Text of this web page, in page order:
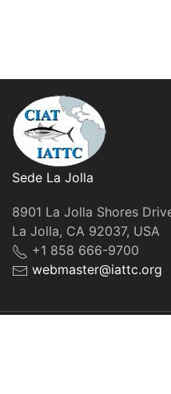
Sede La Jolla
8901 La Jolla Shores
La Jolla, CA 92037, USA
+1 858 666-9700
webmaster@iattc.org